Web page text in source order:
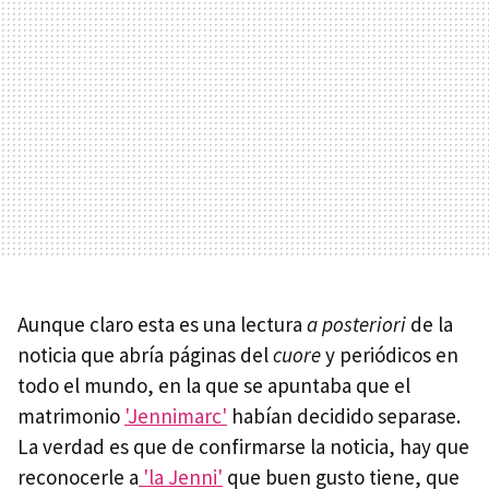
Aunque claro esta es una lectura a posteriori de la
noticia que abría páginas delcuorey periódicos en
todo el mundo, en la que se apuntaba que el
matrimonio 'Jennimarc' habían decidido separase.
La verdad es que de confirmarse la noticia, hay que
reconocerle a 'la Jenni' que buen gusto tiene, que